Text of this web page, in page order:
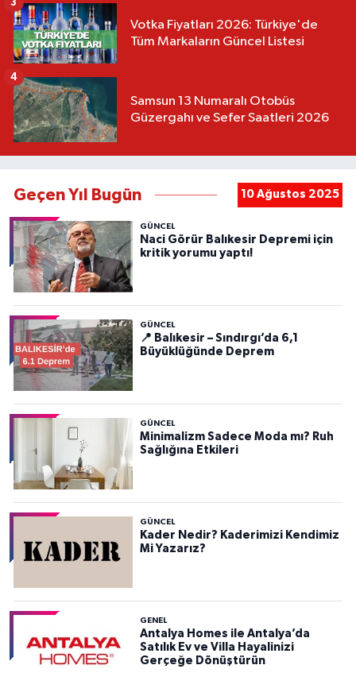
Votka Fiyatları 2026: Türkiye'de
Tüm Markaların Güncel Listesi
3
Samsun 13 Numaralı Otobüs
Güzergahı ve Sefer Saatleri 2026
4
Geçen Yıl Bugün 10 Ağustos 2025
GÜNCEL
Naci Görür Balıkesir Depremi için
kritik yorumu yaptı!
GÜNCEL
📍 Balıkesir – Sındırgı’da 6,1
Büyüklüğünde Deprem
GÜNCEL
Minimalizm Sadece Moda mı? Ruh
Sağlığına Etkileri
GÜNCEL
Kader Nedir? Kaderimizi Kendimiz
Mi Yazarız?
GENEL
Antalya Homes ile Antalya’da
Satılık Ev ve Villa Hayalinizi
Gerçeğe Dönüştürün